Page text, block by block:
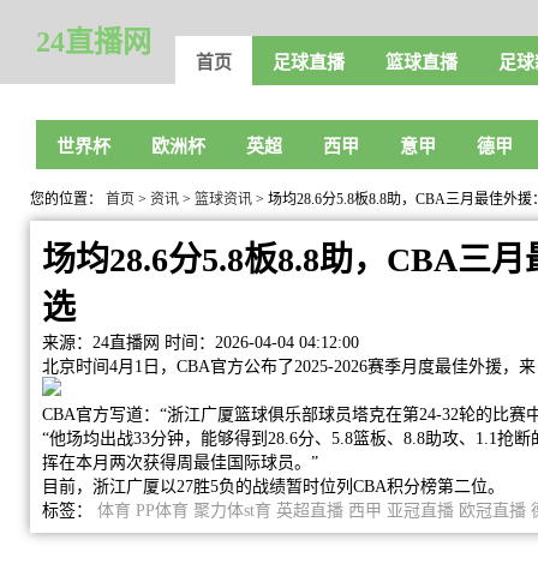
24直播网
首页 足球直播 篮球直播 足
世界杯 欧洲杯 英超 西甲 意甲 德甲
您的位置： 首页 > 资讯 > 篮球资讯 > 场均28.6分5.8板8.8助，CBA三月最佳外
场均28.6分5.8板8.8助，CBA三
选
来源：24直播网 时间：2026-04-04 04:12:00
北京时间4月1日，CBA官方公布了2025-2026赛季月度最佳外援，
CBA官方写道：“浙江广厦篮球俱乐部球员塔克在第24-32轮的比赛
“他场均出战33分钟，能够得到28.6分、5.8篮板、8.8助攻、1.1抢
挥在本月两次获得周最佳国际球员。”
目前，浙江广厦以27胜5负的战绩暂时位列CBA积分榜第二位。
标签： 体育 PP体育 聚力体st育 英超直播 西甲 亚冠直播 欧冠直播